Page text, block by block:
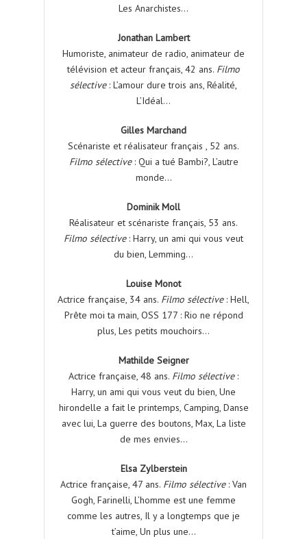
Les Anarchistes…
Jonathan Lambert
Humoriste, animateur de radio, animateur de
télévision et acteur français, 42 ans. Filmo
sélective: L’amour dure trois ans, Réalité,
L’Idéal…
Gilles Marchand
Scénariste et réalisateur français , 52 ans.
Filmo sélective: Qui a tué Bambi?, L’autre
monde…
Dominik Moll
Réalisateur et scénariste français, 53 ans.
Filmo sélective: Harry, un ami qui vous veut
du bien, Lemming…
Louise Monot
Actrice française, 34 ans. Filmo sélective: Hell,
Prête moi ta main, OSS 177 : Rio ne répond
plus, Les petits mouchoirs…
Mathilde Seigner
Actrice française, 48 ans. Filmo sélective:
Harry, un ami qui vous veut du bien, Une
hirondelle a fait le printemps, Camping, Danse
avec lui, La guerre des boutons, Max, La liste
de mes envies…
Elsa Zylberstein
Actrice française, 47 ans. Filmo sélective: Van
Gogh, Farinelli, L’homme est une femme
comme les autres, Il y a longtemps que je
t’aime, Un plus une…